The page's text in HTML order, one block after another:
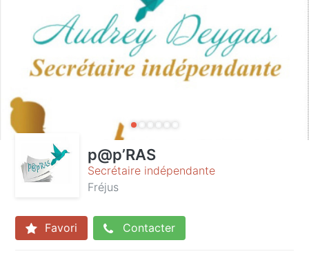
p@p’RAS
Secrétaire indépendante
Fréjus
Favori Contacter